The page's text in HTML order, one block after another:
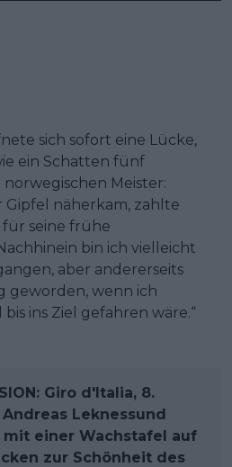
sich sofort eine Lücke,
ein Schatten fünf
Meister:
Gipfel näherkam, zahlte
für seine frühe
bin ich vielleicht
aber andererseits
geworden, wenn ich
ins Ziel gefahren wäre.“
Giro d'Italia, 8.
Andreas Leknessund
einer Wachstafel auf
zur Schönheit des